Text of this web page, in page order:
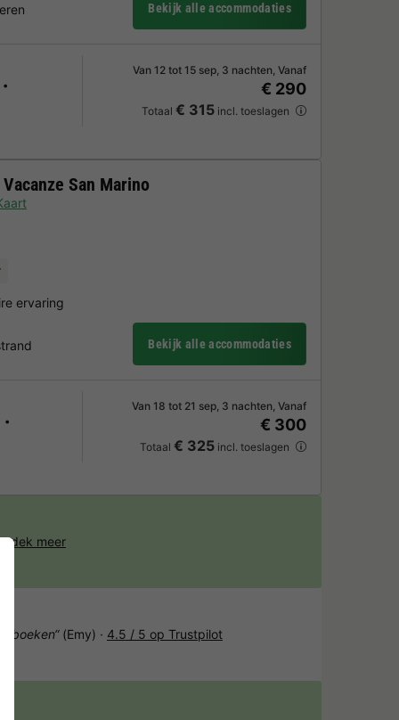
Bekijk alle accommodaties
Van 12 tot 15 sep, 3 nachten, Vanaf
€ 290
Totaal € 315 incl. toeslagen
San Marino
ervaring
Bekijk alle accommodaties
Van 18 tot 21 sep, 3 nachten, Vanaf
€ 300
Totaal € 325 incl. toeslagen
meer
boeken“(Emy) · 4.5 / 5 op Trustpilot